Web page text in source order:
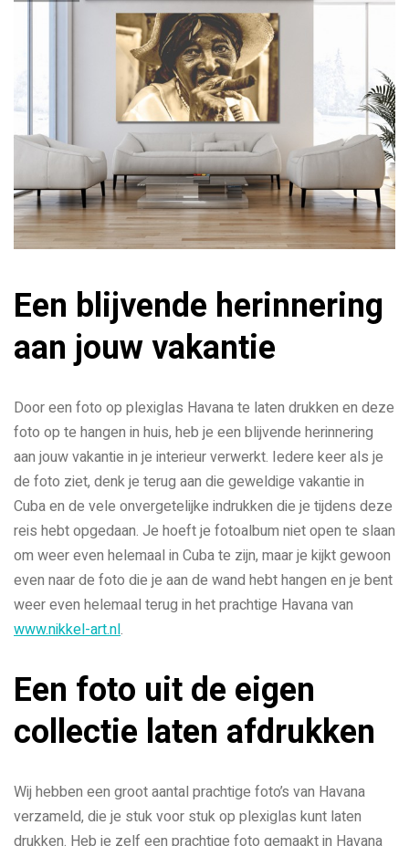
Een blijvende herinnering
aan jouw vakantie
Door een foto op plexiglas Havana te laten drukken en deze
foto op te hangen in huis, heb je een blijvende herinnering
aan jouw vakantie in je interieur verwerkt. Iedere keer als je
de foto ziet, denk je terug aan die geweldige vakantie in
Cuba en de vele onvergetelijke indrukken die je tijdens deze
reis hebt opgedaan. Je hoeft je fotoalbum niet open te slaan
om weer even helemaal in Cuba te zijn, maar je kijkt gewoon
even naar de foto die je aan de wand hebt hangen en je bent
weer even helemaal terug in het prachtige Havana van
www.nikkel-art.nl.
Een foto uit de eigen
collectie laten afdrukken
Wij hebben een groot aantal prachtige foto’s van Havana
verzameld, die je stuk voor stuk op plexiglas kunt laten